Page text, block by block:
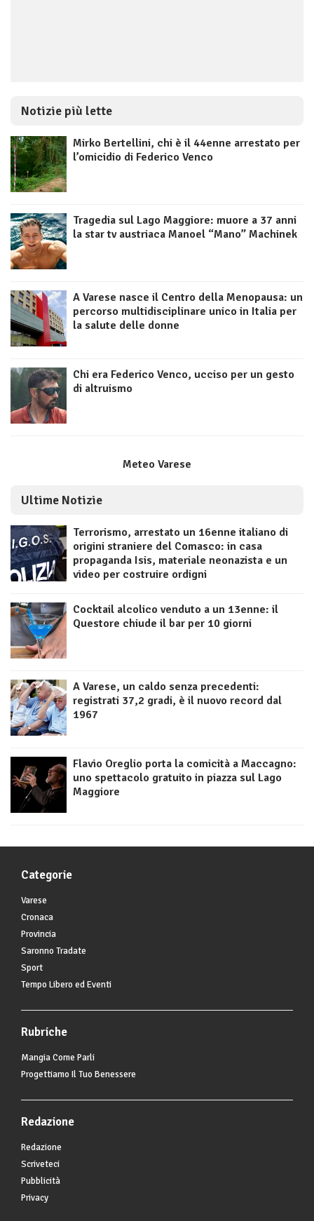
Notizie più lette
Mirko Bertellini, chi è il 44enne arrestato per
l’omicidio di Federico Venco
Tragedia sul Lago Maggiore: muore a 37 anni
la star tv austriaca Manoel “Mano” Machinek
A Varese nasce il Centro della Menopausa: un
percorso multidisciplinare unico in Italia per
la salute delle donne
Chi era Federico Venco, ucciso per un gesto
di altruismo
Meteo Varese
Ultime Notizie
Terrorismo, arrestato un 16enne italiano di
origini straniere del Comasco: in casa
propaganda Isis, materiale neonazista e un
video per costruire ordigni
Cocktail alcolico venduto a un 13enne: il
Questore chiude il bar per 10 giorni
A Varese, un caldo senza precedenti:
registrati 37,2 gradi, è il nuovo record dal
1967
Flavio Oreglio porta la comicità a Maccagno:
uno spettacolo gratuito in piazza sul Lago
Maggiore
Categorie
Varese
Cronaca
Provincia
Saronno Tradate
Sport
Tempo Libero ed Eventi
Rubriche
Mangia Come Parli
Progettiamo Il Tuo Benessere
Redazione
Redazione
Scriveteci
Pubblicità
Privacy